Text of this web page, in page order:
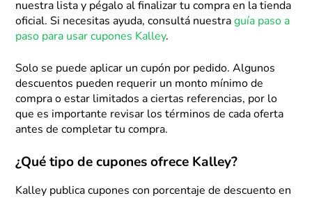
nuestra lista y pégalo al finalizar tu compra en la tienda
oficial. Si necesitas ayuda, consultá nuestraguía paso a
paso para usar cupones Kalley.
Solo se puede aplicar un cupón por pedido. Algunos
descuentos pueden requerir un monto mínimo de
compra o estar limitados a ciertas referencias, por lo
que es importante revisar los términos de cada oferta
antes de completar tu compra.
¿Qué tipo de cupones ofrece Kalley?
Kalley publica cupones con porcentaje de descuento en